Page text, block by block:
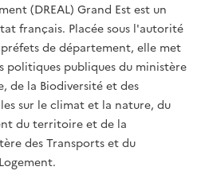
(DREAL) Grand Est est un
français. Placée sous l'autorité
de département, elle met
publiques du ministère
de la Biodiversité et des
sur le climat et la nature, du
du territoire et de la
des Transports et du